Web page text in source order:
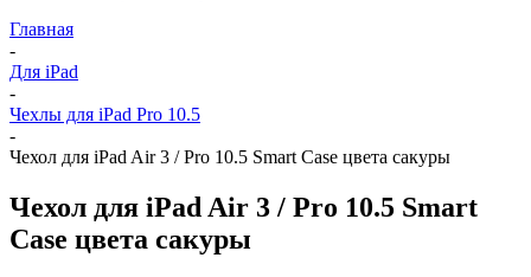
Главная
-
Для iPad
-
Чехлы для iPad Pro 10.5
-
Чехол для iPad Air 3 / Pro 10.5 Smart Case цвета сакуры
Чехол для iPad Air 3 / Pro 10.5 Smart
Case цвета сакуры